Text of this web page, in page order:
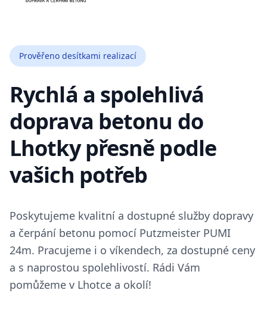
Prověřeno desítkami realizací
Rychlá a spolehlivá
doprava betonu do
Lhotky přesně podle
vašich potřeb
Poskytujeme kvalitní a dostupné služby dopravy
a čerpání betonu pomocí Putzmeister PUMI
24m. Pracujeme i o víkendech, za dostupné ceny
a s naprostou spolehlivostí. Rádi Vám
pomůžeme v Lhotce a okolí!